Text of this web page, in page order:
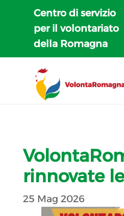
Centro di servizio
per il volontariato
della Romagna
rinnovate
25 Mag 2026